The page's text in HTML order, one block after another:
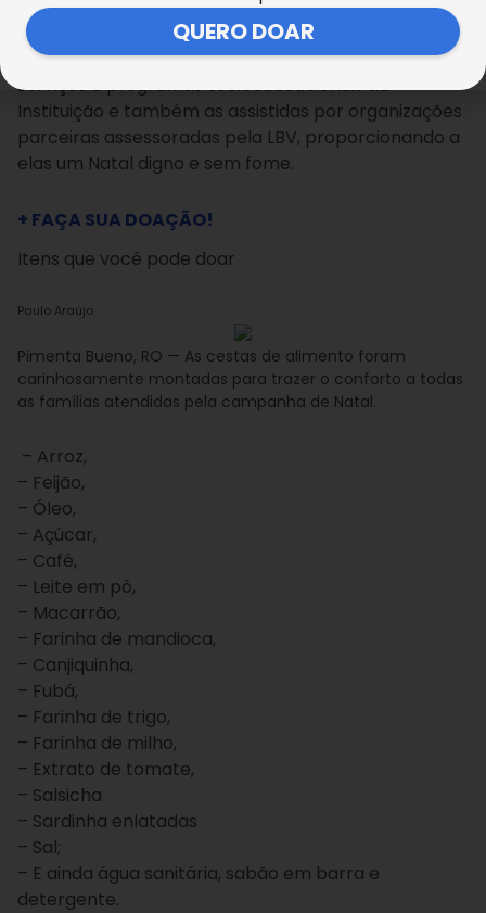
O objetivo é beneficiar as famílias atendidas nos
serviços e programas socioeducacionais da
Instituição e também as assistidas por organizações
parceiras assessoradas pela LBV, proporcionando a
elas um Natal digno e sem fome.
+ FAÇA SUA DOAÇÃO!
Itens que você pode doar
Paulo Araújo
Pimenta Bueno, RO — As cestas de alimento foram
carinhosamente montadas para trazer o conforto a todas
as famílias atendidas pela campanha de Natal.
– Arroz,
– Feijão,
– Óleo,
– Açúcar,
– Café,
– Leite em pó,
– Macarrão,
– Farinha de mandioca,
– Canjiquinha,
– Fubá,
– Farinha de trigo,
– Farinha de milho,
– Extrato de tomate,
– Salsicha
– Sardinha enlatadas
– Sal;
– E ainda água sanitária, sabão em barra e
detergente.
QUERO DOAR